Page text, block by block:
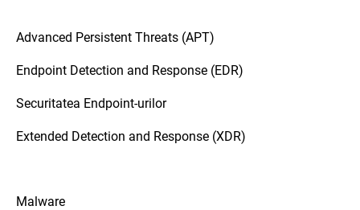
Advanced Persistent Threats (APT)
Endpoint Detection and Response (EDR)
Securitatea Endpoint-urilor
Extended Detection and Response (XDR)
Malware